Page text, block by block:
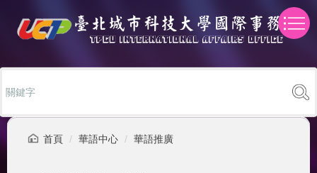
內
區
首頁 華語中心 華語推廣